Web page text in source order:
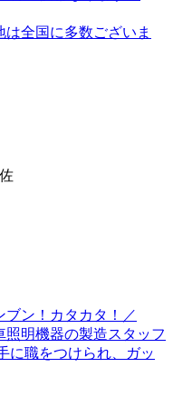
全国に多数ございま
ブン！カタカタ！／
照明機器の製造スタッフ
職をつけられ、ガッ